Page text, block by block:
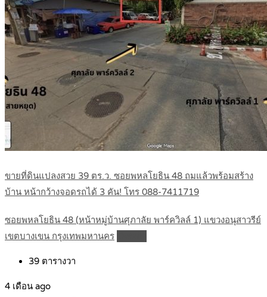
ขายที่ดินแปลงสวย 39 ตร.ว. ซอยพหลโยธิน 48 ถมแล้วพร้อมสร้าง
บ้าน หน้ากว้างจอดรถได้ 3 คัน! โทร 088-7411719
ซอยพหลโยธิน 48 (หน้าหมู่บ้านศุภาลัย พาร์ควิลล์ 1) แขวงอนุสาวรีย์
เขตบางเขน กรุงเทพมหานคร
39 ตารางวา
4 เดือน ago